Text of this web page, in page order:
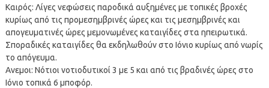
Καιρός: Λίγες νεφώσεις παροδικά αυξημένες με τοπικές βροχές
κυρίως από τις προμεσημβρινές ώρες και τις μεσημβρινές και
απογευματινές ώρες μεμονωμένες καταιγίδες στα ηπειρωτικά.
Σποραδικές καταιγίδες θα εκδηλωθούν στο Ιόνιο κυρίως από νωρίς
το απόγευμα.
Ανεμοι: Νότιοι νοτιοδυτικοί 3 με 5 και από τις βραδινές ώρες στο
Ιόνιο τοπικά 6 μποφόρ.